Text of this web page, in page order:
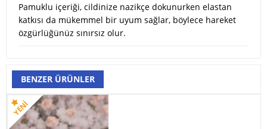
Pamuklu içeriği, cildinize nazikçe dokunurken elastan
katkısı da mükemmel bir uyum sağlar, böylece hareket
özgürlüğünüz sınırsız olur.
BENZER ÜRÜNLER